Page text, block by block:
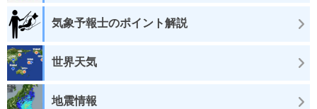
気象予報士のポイント解説
世界天気
地震情報